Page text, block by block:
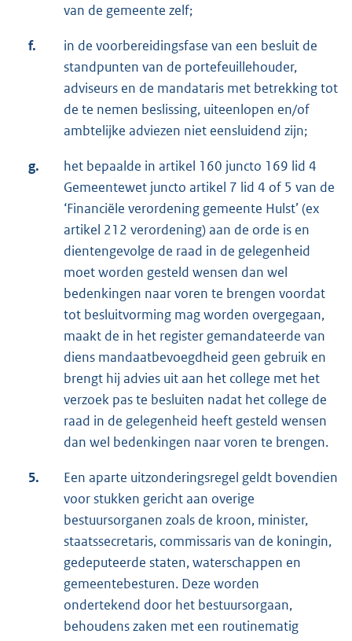
van de gemeente zelf;
f.
in de voorbereidingsfase van een besluit de
standpunten van de portefeuillehouder,
adviseurs en de mandataris met betrekking tot
de te nemen beslissing, uiteenlopen en/of
ambtelijke adviezen niet eensluidend zijn;
g.
het bepaalde in artikel 160 juncto 169 lid 4
Gemeentewet juncto artikel 7 lid 4 of 5 van de
‘Financiële verordening gemeente Hulst’ (ex
artikel 212 verordening) aan de orde is en
dientengevolge de raad in de gelegenheid
moet worden gesteld wensen dan wel
bedenkingen naar voren te brengen voordat
tot besluitvorming mag worden overgegaan,
maakt de in het register gemandateerde van
diens mandaatbevoegdheid geen gebruik en
brengt hij advies uit aan het college met het
verzoek pas te besluiten nadat het college de
raad in de gelegenheid heeft gesteld wensen
dan wel bedenkingen naar voren te brengen.
5.
Een aparte uitzonderingsregel geldt bovendien
voor stukken gericht aan overige
bestuursorganen zoals de kroon, minister,
staatssecretaris, commissaris van de koningin,
gedeputeerde staten, waterschappen en
gemeentebesturen. Deze worden
ondertekend door het bestuursorgaan,
behoudens zaken met een routinematig